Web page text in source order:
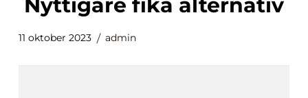
nyttigare fika alternativ
11 oktober 2023 admin